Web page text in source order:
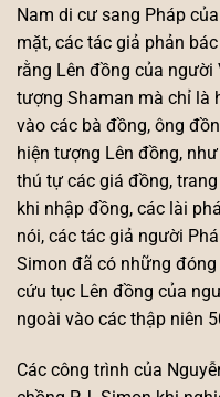
Nam di cư sang Pháp
mặt, các tác giả phản
rằng Lên đồng của
tượng Shaman mà chỉ là
vào các bà đồng, ông
hiện tượng Lên đồng,
thú tự các giá đồng,
khi nhập đồng, các lài
nói, các tác giả người
Simon đã có những
cứu tục Lên đồng của
ngoài vào các thập niên
Các công trình của